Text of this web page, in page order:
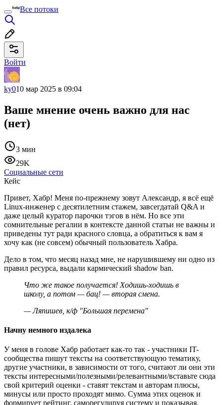
Все потоки
Войти
ky010 мар 2025 в 09:04
Ваше мнение очень важно для нас
(нет)
3 мин
29K
Социальные сети
Кейс
Привет, Хабр! Меня по-прежнему зовут Александр, я всё ещё
Linux-инженер с десятилетним стажем, завсегдатай Q&A и
даже целый куратор парочки тэгов в нём. Но все эти
сомнительные регалии в контексте данной статьи не важны и
приведены тут ради красного словца, а обратиться к вам я
хочу как (не совсем) обычный пользователь Хабра.
Дело в том, что месяц назад мне, не нарушившему ни одно из
правил ресурса, выдали кармический shadow ban.
Что же такое получается! Ходишь-ходишь в
школу, а потом — бац! — вторая смена.
— Ляпишев, к/ф "Большая перемена"
Начну немного издалека
У меня в голове Хабр работает как-то так - участники IT-
сообщества пишут тексты на соответствующую тематику,
другие участники, в зависимости от того, считают ли они эти
тексты интересными/полезными/релевантными/вставьте сюда
свой критерий оценки - ставят текстам и авторам плюсы,
минусы или просто проходят мимо. Сумма этих оценок и
формирует рейтинг, саморегулируя систему и показывая,